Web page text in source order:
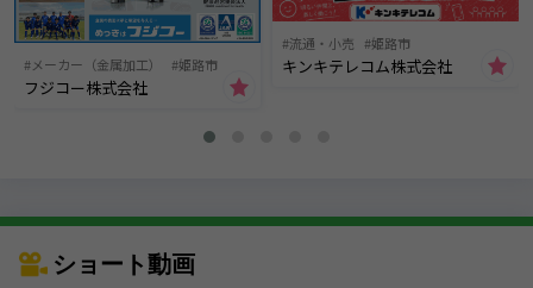
「循環型社会」を実現するほかありません。
当社は、廃棄物の処理やリサイクルに必要な機械を
造ることで、この問題の唯一とも言える解決策、
「循環型社会」の実現に貢献しています。
目立たないけれど需要の高い業界で、
環境問題を解決するための「シナリオ」を描いていきます！業績が好調の
さらなる効率化を目指して、新工場が稼働しました！！
メーカー（金属加工） 姫路市
フジコー株式会社
流通・小売 姫路市
キンキテレコム株式会社
ショート動画